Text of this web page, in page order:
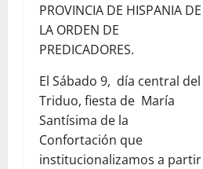
PROVINCIA DE HISPANIA DE
LA ORDEN DE
PREDICADORES.
El Sábado 9, día central del
Triduo, fiesta de María
Santísima de la
Confortación que
institucionalizamos a partir